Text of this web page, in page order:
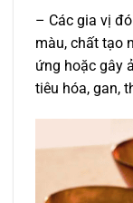
– Các gia vị
màu, chất tạo
ứng hoặc gây
tiêu hóa, gan,